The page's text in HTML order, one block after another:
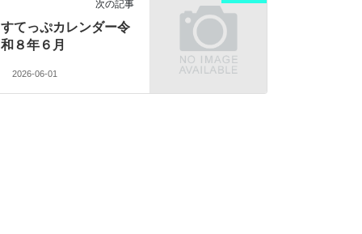
次の記事
すてっぷカレンダー令
和８年６月
2026-06-01